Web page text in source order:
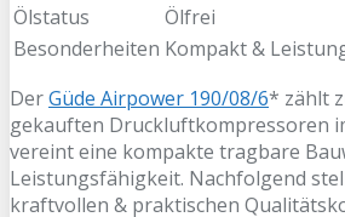
Ölstatus
Ölfrei
Besonderheiten Kompakt &
DerGüde Airpower 190/08/6* zählt
gekauften Druckluftkompressoren
vereint eine kompakte tragbare
Leistungsfähigkeit. Nachfolgend
kraftvollen & praktischen